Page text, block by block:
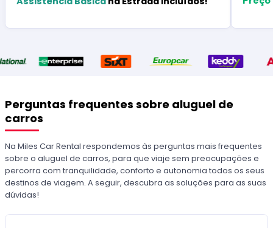
Perguntas frequentes sobre aluguel de
carros
Na Miles Car Rental respondemos às perguntas mais frequentes
sobre o aluguel de carros, para que viaje sem preocupações e
percorra com tranquilidade, conforto e autonomia todos os seus
destinos de viagem. A seguir, descubra as soluções para as suas
dúvidas!